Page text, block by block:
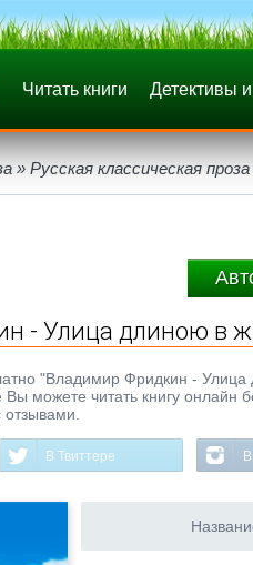
Читать книги Детективы
» Русская классическая проза
- Улица длиною в
"Владимир Фридкин -
Вы можете читать книгу
В Твиттере